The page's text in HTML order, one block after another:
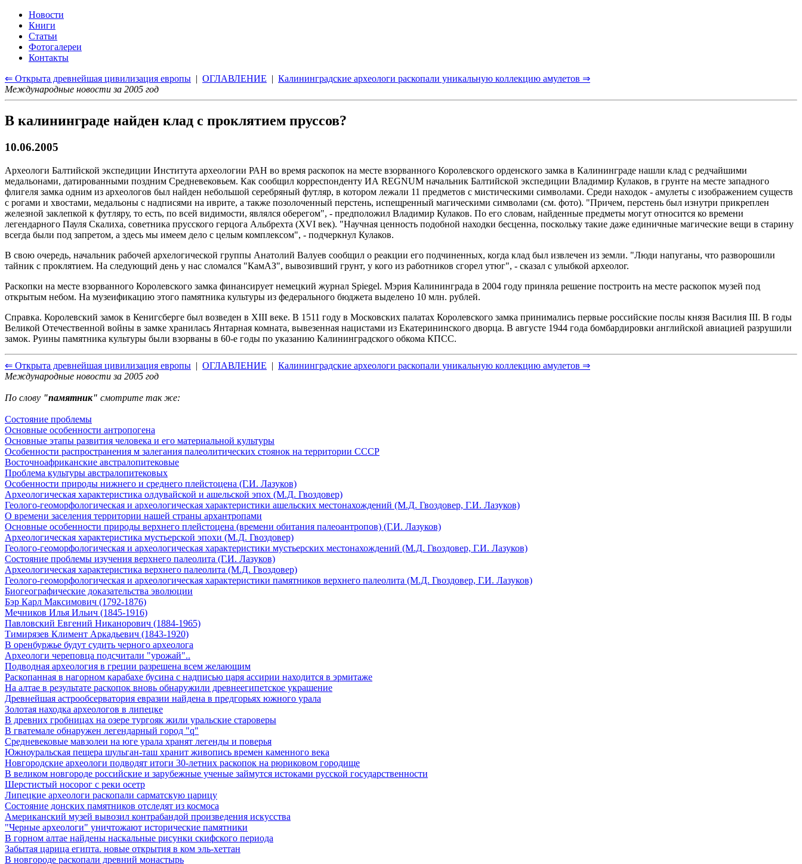
Новости
Книги
Статьи
Фотогалереи
Контакты
⇐ Открыта древнейшая цивилизация европы | ОГЛАВЛЕНИЕ | Калининградские археологи раскопали уникальную коллекцию амулетов ⇒
Международные новости за 2005 год
В калининграде найден клад с проклятием пруссов?
10.06.2005
Археологи Балтийской экспедиции Института археологии РАН во время раскопок на месте взорванного Королевского орденского замка в Калининграде нашли клад с редчайшими
медальонами, датированными поздним Средневековьем. Как сообщил корреспонденту ИА REGNUM начальник Балтийской экспедиции Владимир Кулаков, в грунте на месте западного
флигеля замка одним из археологов был найден небольшой серебряный футляр, в котором лежали 11 предметов с мистическими символами. Среди находок - амулеты с изображением существ
с рогами и хвостами, медальоны с надписями на иврите, а также позолоченный перстень, испещренный магическими символами (см. фото). "Причем, перстень был изнутри прикреплен
железной заклепкой к футляру, то есть, по всей видимости, являлся оберегом", - предположил Владимир Кулаков. По его словам, найденные предметы могут относится ко времени
легендарного Пауля Скалиха, советника прусского герцога Альбрехта (XVI век). "Научная ценность подобной находки бесценна, поскольку такие даже единичные магические вещи в старину
всегда были под запретом, а здесь мы имеем дело с целым комплексом", - подчеркнул Кулаков.
В свою очередь, начальник рабочей архелогической группы Анатолий Валуев сообщил о реакции его подчиненных, когда клад был извлечен из земли. "Люди напуганы, что разворошили
тайник с проклятием. На следующий день у нас сломался "КамАЗ", вывозивший грунт, у кого из работников сгорел утюг", - сказал с улыбкой археолог.
Раскопки на месте взорванного Королевского замка финансирует немецкий журнал Spiegel. Мэрия Калининграда в 2004 году приняла решение построить на месте раскопок музей под
открытым небом. На музеификацию этого памятника культуры из федерального бюджета выделено 10 млн. рублей.
Справка. Королевский замок в Кенигсберге был возведен в XIII веке. В 1511 году в Московских палатах Королевского замка принимались первые российские послы князя Василия III. В годы
Великой Отечественной войны в замке хранилась Янтарная комната, вывезенная нацистами из Екатерининского дворца. В августе 1944 года бомбардировки английской авиацией разрушили
замок. Руины памятника культуры были взорваны в 60-е годы по указанию Калининградского обкома КПСС.
⇐ Открыта древнейшая цивилизация европы | ОГЛАВЛЕНИЕ | Калининградские археологи раскопали уникальную коллекцию амулетов ⇒
Международные новости за 2005 год
По слову "памятник" смотрите так же:
Состояние проблемы
Основные особенности антропогена
Основные этапы развития человека и его материальной культуры
Особенности распространения м залегания палеолитических стоянок на территории СССР
Восточноафриканские австралопитековые
Проблема культуры австралопитековых
Особенности природы нижнего и среднего плейстоцена (Г.И. Лазуков)
Археологическая характеристика олдувайской и ашельской эпох (М.Д. Гвоздовер)
Геолого-геоморфологическая и археологическая характеристики ашельских местонахождений (М.Д. Гвоздовер, Г.И. Лазуков)
О времени заселения территории нашей страны архантропами
Основные особенности природы верхнего плейстоцена (времени обитания палеоантропов) (Г.И. Лазуков)
Археологическая характеристика мустьерской эпохи (М.Д. Гвоздовер)
Геолого-геоморфологическая и археологическая характеристики мустьерских местонахождений (М.Д. Гвоздовер, Г.И. Лазуков)
Состояние проблемы изучения верхнего палеолита (Г.И. Лазуков)
Археологическая характеристика верхнего палеолита (М.Д. Гвоздовер)
Геолого-геоморфологическая и археологическая характеристики памятников верхнего палеолита (М.Д. Гвоздовер, Г.И. Лазуков)
Биогеографические доказательства эволюции
Бэр Карл Максимович (1792-1876)
Мечников Илья Ильич (1845-1916)
Павловский Евгений Никанорович (1884-1965)
Тимирязев Климент Аркадьевич (1843-1920)
В оренбуржье будут судить черного археолога
Археологи череповца подсчитали "урожай"..
Подводная археология в греции разрешена всем желающим
Раскопанная в нагорном карабахе бусина с надписью царя ассирии находится в эрмитаже
На алтае в результате раскопок вновь обнаружили древнеегипетское украшение
Древнейшая астрообсерватория евразии найдена в предгорьях южного урала
Золотая находка археологов в липецке
В древних гробницах на озере тургояк жили уральские староверы
В гватемале обнаружен легендарный город "q"
Средневековые мавзолеи на юге урала хранят легенды и поверья
Южноуральская пещера шульган-таш хранит живопись времен каменного века
Новгородские археологи подводят итоги 30-летних раскопок на рюриковом городище
В великом новгороде российские и зарубежные ученые займутся истоками русской государственности
Шерстистый носорог с реки осетр
Липецкие археологи раскопали сарматскую царицу
Состояние донских памятников отследят из космоса
Американский музей вывозил контрабандой произведения искусства
"Черные археологи" уничтожают исторические памятники
В горном алтае найдены наскальные рисунки скифского периода
Забытая царица египта. новые открытия в ком эль-хеттан
В новгороде раскопали древний монастырь